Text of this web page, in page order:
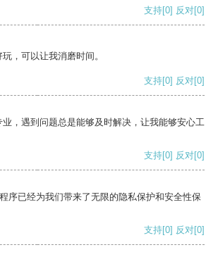
支持[0] 反对[0]
，可以让我消磨时间。
支持[0] 反对[0]
，遇到问题总是能够及时解决，让我能够安心工
支持[0] 反对[0]
序已经为我们带来了无限的隐私保护和安全性保
支持[0] 反对[0]